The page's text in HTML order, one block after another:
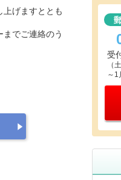
げますととも
でご連絡のう
受
（
～1